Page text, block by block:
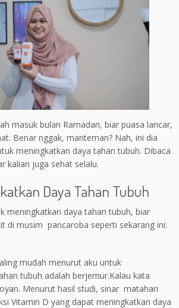
masuk bulan Ramadan, biar puasa lancar,
Benar nggak, manteman? Nah, ini dia
meningkatkan daya tahan tubuh. Dibaca
kalian juga sehat selalu.
Daya Tahan Tubuh
meningkatkan daya tahan tubuh, biar
di musim pancaroba seperti sekarang ini:
mudah menurut aku untuk
tubuh adalah berjemur.Kalau kata
Menurut hasil studi, sinar matahari
Vitamin D yang dapat meningkatkan daya